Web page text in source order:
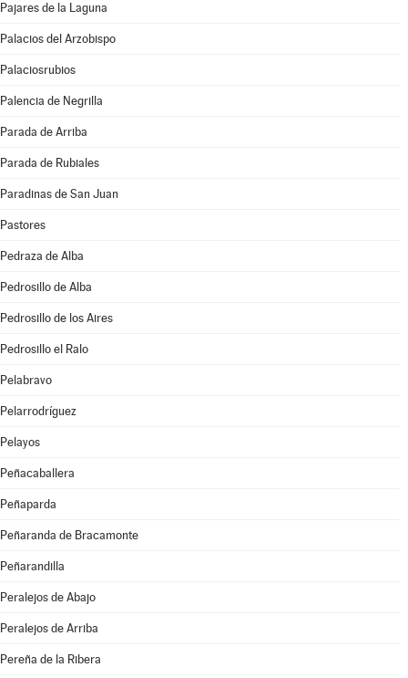
Pajares de la Laguna
Palacios del Arzobispo
Palaciosrubios
Palencia de Negrilla
Parada de Arriba
Parada de Rubiales
Paradinas de San Juan
Pastores
Pedraza de Alba
Pedrosillo de Alba
Pedrosillo de los Aires
Pedrosillo el Ralo
Pelabravo
Pelarrodríguez
Pelayos
Peñacaballera
Peñaparda
Peñaranda de Bracamonte
Peñarandilla
Peralejos de Abajo
Peralejos de Arriba
Pereña de la Ribera